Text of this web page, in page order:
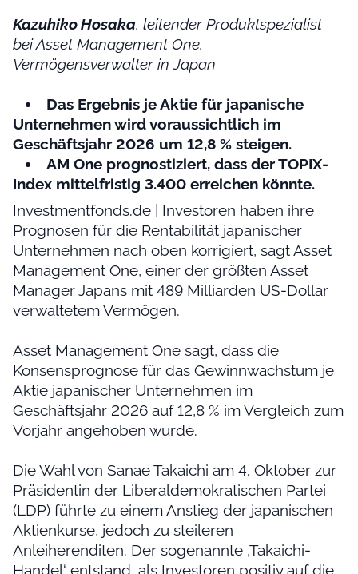
Kazuhiko Hosaka, leitender Produktspezialist
bei Asset Management One,
Vermögensverwalter in Japan
Das Ergebnis je Aktie für japanische
Unternehmen wird voraussichtlich im
Geschäftsjahr 2026 um 12,8 % steigen.
AM One prognostiziert, dass der TOPIX-
Index mittelfristig 3.400 erreichen könnte.
Investmentfonds.de | Investoren haben ihre
Prognosen für die Rentabilität japanischer
Unternehmen nach oben korrigiert, sagt Asset
Management One, einer der größten Asset
Manager Japans mit 489 Milliarden US-Dollar
verwaltetem Vermögen.
Asset Management One sagt, dass die
Konsensprognose für das Gewinnwachstum je
Aktie japanischer Unternehmen im
Geschäftsjahr 2026 auf 12,8 % im Vergleich zum
Vorjahr angehoben wurde.
Die Wahl von Sanae Takaichi am 4. Oktober zur
Präsidentin der Liberaldemokratischen Partei
(LDP) führte zu einem Anstieg der japanischen
Aktienkurse, jedoch zu steileren
Anleiherenditen. Der sogenannte ‚Takaichi-
Handel‘ entstand, als Investoren positiv auf die